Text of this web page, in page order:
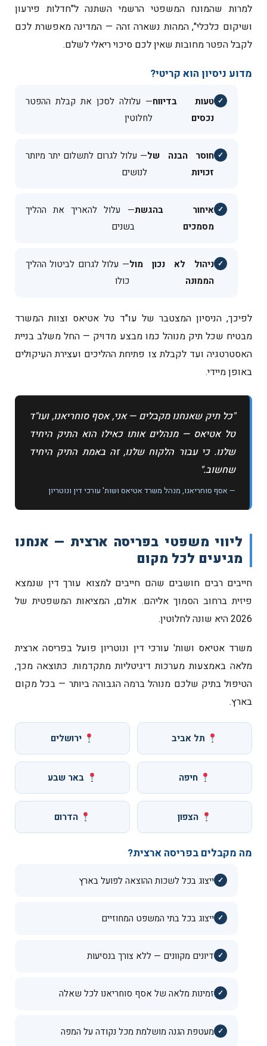
למרות שהמונח המשפטי הרשמי השתנה ל"חדלות פירעון
ושיקום כלכלי", המהות נשארה זהה — המדינה מאפשרת לכם
לקבל הפטר מחובות שאין לכם סיכוי ריאלי לשלם.
מדוע ניסיון הוא קריטי?
טעות בדיווח
נכסים
— עלולה לסכן את קבלת ההפטר
לחלוטין
חוסר הבנה של
זכויות
— עלול לגרום לתשלום יתר מיותר
לנושים
איחור בהגשת
מסמכים
— עלול להאריך את ההליך
בשנים
ניהול לא נכון מול
הממונה
— עלול לגרום לביטול ההליך
כולו
לפיכך, הניסיון המצטבר של עו"ד טל אטיאס וצוות המשרד
מבטיח שכל תיק מנוהל כמו מבצע מדויק — החל משלב בניית
האסטרטגיה ועד לקבלת צו פתיחת ההליכים ועצירת העיקולים
באופן מיידי.
"כל תיק שאנחנו מקבלים — אני, אסף סוחריאנו, ועו"ד
טל אטיאס — מנהלים אותו כאילו הוא התיק היחיד
שלנו. כי עבור הלקוח שלנו, זה באמת התיק היחיד
שחשוב."
— אסף סוחריאנו, מנהל משרד אטיאס ושות' עורכי דין ונוטריון
ליווי משפטי בפריסה ארצית — אנחנו
מגיעים לכל מקום
חייבים רבים חושבים שהם חייבים למצוא עורך דין שנמצא
פיזית ברחוב הסמוך אליהם. אולם, המציאות המשפטית של
2026 היא שונה לחלוטין.
משרד אטיאס ושות' עורכי דין ונוטריון פועל בפריסה ארצית
מלאה באמצעות מערכות דיגיטליות מתקדמות. כתוצאה מכך,
הטיפול בתיק שלכם מנוהל ברמה הגבוהה ביותר — בכל מקום
בארץ.
תל אביב ירושלים
חיפה באר שבע
הצפון הדרום
מה מקבלים בפריסה ארצית?
ייצוג בכל לשכות ההוצאה לפועל בארץ
ייצוג בכל בתי המשפט המחוזיים
דיונים מקוונים — ללא צורך בנסיעות
זמינות מלאה של אסף סוחריאנו לכל שאלה
מעטפת הגנה מושלמת מכל נקודה על המפה